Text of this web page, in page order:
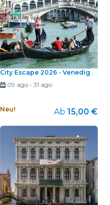
City Escape 2026 - Venedig
09 ago- 31 ago
Neu! Ab 15,00 €